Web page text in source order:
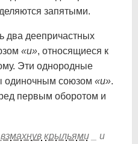
запятыми.
два деепричастных
«и», относящиеся к
Эти однородные
одиночным союзом «и».
первым оборотом и
взмахнув крыльями _ и